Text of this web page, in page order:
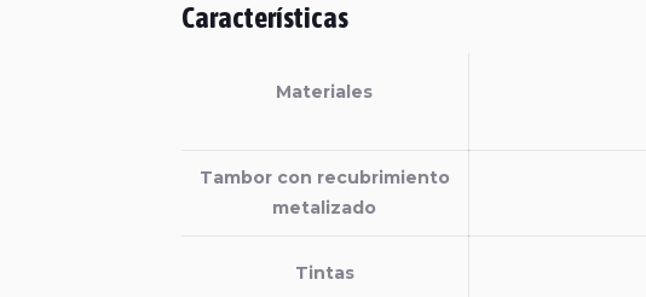
Características
Materiales
Tambor con recubrimiento
metalizado
Tintas